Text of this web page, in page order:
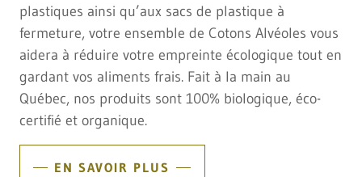
plastiques ainsi qu’aux sacs de plastique à
fermeture, votre ensemble de Cotons Alvéoles vous
aidera à réduire votre empreinte écologique tout en
gardant vos aliments frais. Fait à la main au
Québec, nos produits sont 100% biologique, éco-
certifié et organique.
EN SAVOIR PLUS